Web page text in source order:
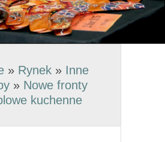
» Rynek » Inne
» Nowe fronty
kuchenne